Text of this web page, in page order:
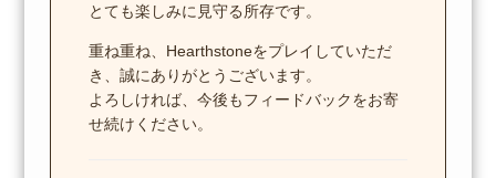
とても楽しみに見守る所存です。
重ね重ね、Hearthstoneをプレイしていただ
き、誠にありがとうございます。
よろしければ、今後もフィードバックをお寄
せ続けください。